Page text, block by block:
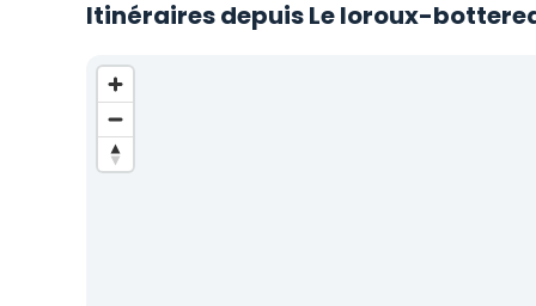
Itinéraires depuis Le loroux-